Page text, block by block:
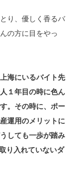
り、優しく香るバ
の方に目をやっ
海にいるバイト先
１年目の時に色ん
。その時に、ポー
運用のメリットに
しても一歩が踏み
り入れていないダ